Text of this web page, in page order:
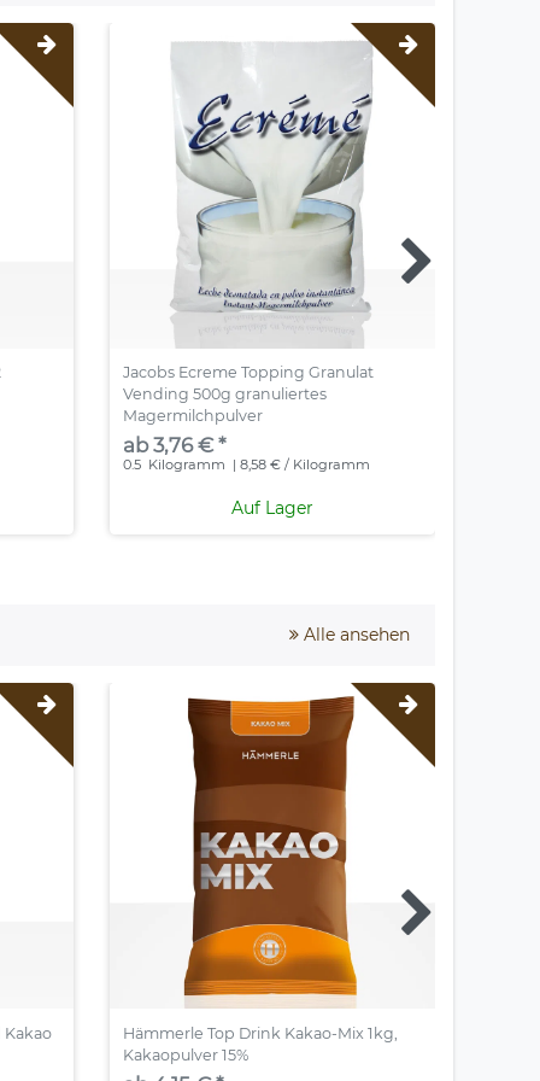
Jacobs Ecreme Topping Granulat
Vending 500g granuliertes
Magermilchpulver
ab 3,76 € *
0.5 Kilogramm | 8,58 € / Kilogramm
Auf Lager
Alle ansehen
Kakao
Hämmerle Top Drink Kakao-Mix 1kg,
Kakaopulver 15%